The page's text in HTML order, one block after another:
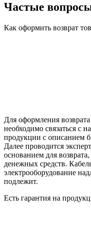
Частые
Как оформить возврат
Для оформления
необходимо связаться с
продукции с описанием
Далее проводится
основанием для
денежных средств.
электрооборудование
подлежит.
Есть гарантия на